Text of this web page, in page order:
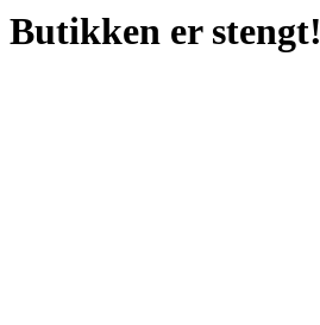
Butikken er stengt!